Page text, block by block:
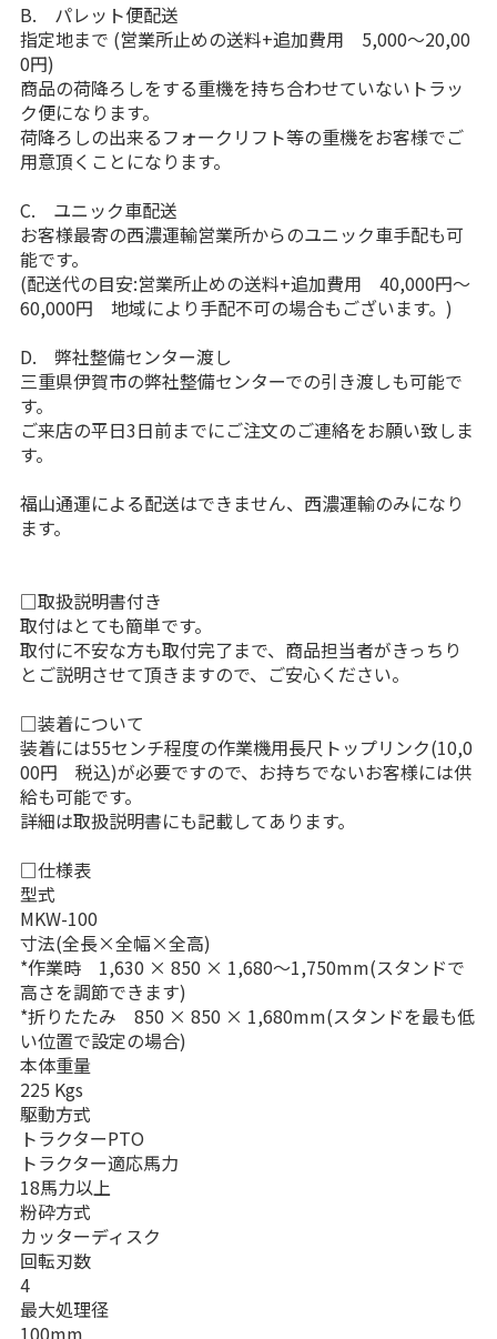
B. パレット便配送
指定地まで (営業所止めの送料+追加費用 5,000〜20,00
0円)
商品の荷降ろしをする重機を持ち合わせていないトラッ
ク便になります。
荷降ろしの出来るフォークリフト等の重機をお客様でご
用意頂くことになります。
C. ユニック車配送
お客様最寄の西濃運輸営業所からのユニック車手配も可
能です。
(配送代の目安:営業所止めの送料+追加費用 40,000円〜
60,000円 地域により手配不可の場合もございます。)
D. 弊社整備センター渡し
三重県伊賀市の弊社整備センターでの引き渡しも可能で
す。
ご来店の平日3日前までにご注文のご連絡をお願い致しま
す。
福山通運による配送はできません、西濃運輸のみになり
ます。
□取扱説明書付き
取付はとても簡単です。
取付に不安な方も取付完了まで、商品担当者がきっちり
とご説明させて頂きますので、ご安心ください。
□装着について
装着には55センチ程度の作業機用長尺トップリンク(10,0
00円 税込)が必要ですので、お持ちでないお客様には供
給も可能です。
詳細は取扱説明書にも記載してあります。
□仕様表
型式
MKW-100
寸法(全長×全幅×全高)
*作業時 1,630 × 850 × 1,680〜1,750mm(スタンドで
高さを調節できます)
*折りたたみ 850 × 850 × 1,680mm(スタンドを最も低
い位置で設定の場合)
本体重量
225 Kgs
駆動方式
トラクターPTO
トラクター適応馬力
18馬力以上
粉砕方式
カッターディスク
回転刃数
4
最大処理径